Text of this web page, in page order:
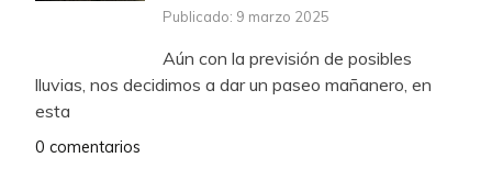
Publicado: 9 marzo 2025
Aún con la previsión de posibles
lluvias, nos decidimos a dar un paseo mañanero, en
esta
0 comentarios